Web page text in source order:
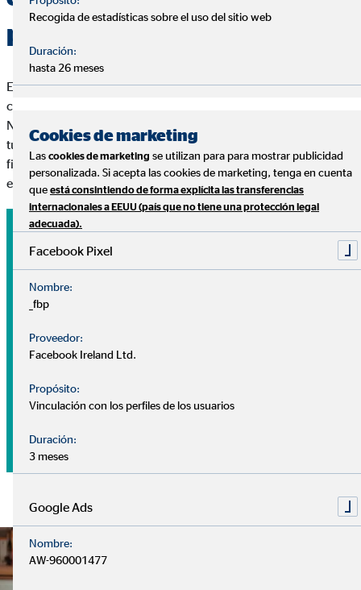
personales
En OVB respondemos a tus preguntas sin coste y sin
compromiso.
Nuestros consultores te ayudarán a diseñar un plan adaptado a
tus necesidades para ayudarte a conseguir tus metas
financieras y disfrutar de lo que más importa: tu tranquilidad
económica, tu salud y tu familia.
Recogida de estadísticas sobre el uso del sitio web
Duración:
hasta 26 meses
Cookies de marketing
Las cookies de marketing se utilizan para para mostrar publicidad
personalizada. Si acepta las cookies de marketing, tenga en cuenta
que está consintiendo de forma explícita las transferencias
internacionales a EEUU (país que no tiene una protección legal
adecuada).
Facebook Pixel
Nombre:
_fbp
Proveedor:
Facebook Ireland Ltd.
Propósito:
Vinculación con los perfiles de los usuarios
Duración:
3 meses
Google Ads
Nombre:
AW-960001477